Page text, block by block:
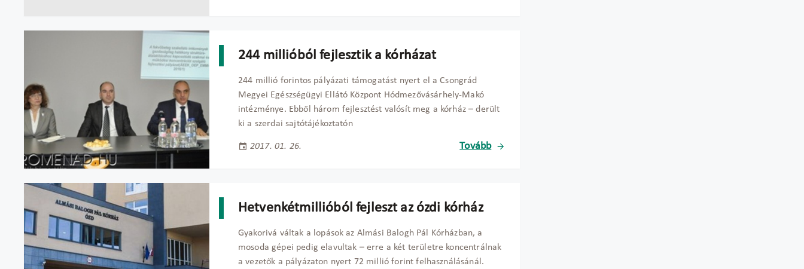
244 millióból fejlesztik a kórházat
244 millió forintos pályázati támogatást nyert el a Csongrád
Megyei Egészségügyi Ellátó Központ Hódmezővásárhely-Makó
intézménye. Ebből három fejlesztést valósít meg a kórház – derült
ki a szerdai sajtótájékoztatón
2017. 01. 26. Tovább
Hetvenkétmillióból fejleszt az ózdi kórház
Gyakorivá váltak a lopások az Almási Balogh Pál Kórházban, a
mosoda gépei pedig elavultak – erre a két területre koncentrálnak
a vezetők a pályázaton nyert 72 millió forint felhasználásánál.